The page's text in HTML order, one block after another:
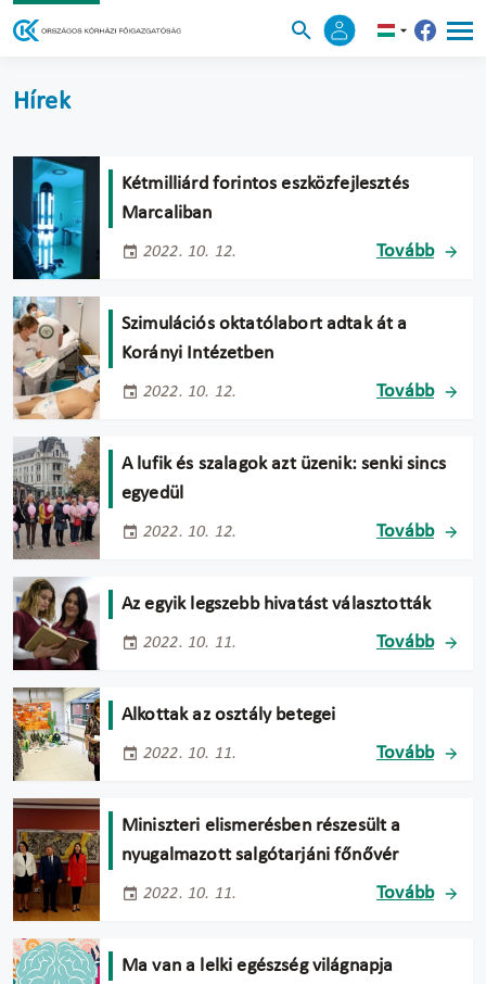
Hírek
Kétmilliárd forintos eszközfejlesztés
Marcaliban
2022. 10. 12. Tovább
Szimulációs oktatólabort adtak át a
Korányi Intézetben
2022. 10. 12. Tovább
A lufik és szalagok azt üzenik: senki sincs
egyedül
2022. 10. 12. Tovább
Az egyik legszebb hivatást választották
2022. 10. 11. Tovább
Alkottak az osztály betegei
2022. 10. 11. Tovább
Miniszteri elismerésben részesült a
nyugalmazott salgótarjáni főnővér
2022. 10. 11. Tovább
Ma van a lelki egészség világnapja